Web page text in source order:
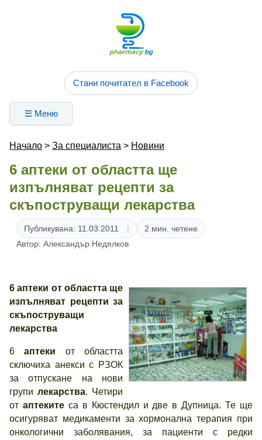
Стани почитател в Facebook
☰ Меню
Начало > За специалиста > Новини
6 аптеки от областта ще
изпълняват рецепти за
скъпоструващи лекарства
Публикувана: 11.03.2011
2 мин. четене
Автор: Александър Недялков
6 аптеки от областта ще
изпълняват рецепти за
скъпоструващи
лекарства
6аптеки от областта
сключиха анекси с РЗОК
за отпускане на нови
групи лекарства. Четири
от аптекитеса в Кюстендил и две в Дупница. Те ще
осигуряват медикаменти за хормонална терапия при
онкологични заболявания, за пациенти с редки